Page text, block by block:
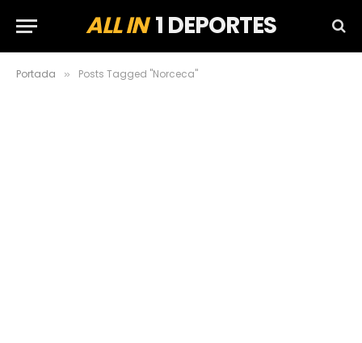
ALL IN1 DEPORTES
Portada » Posts Tagged "Norceca"